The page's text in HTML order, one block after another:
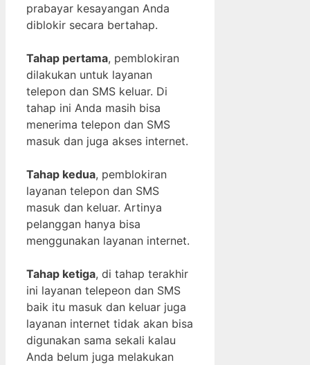
prabayar kesayangan Anda
diblokir secara bertahap.
Tahap pertama, pemblokiran
dilakukan untuk layanan
telepon dan SMS keluar. Di
tahap ini Anda masih bisa
menerima telepon dan SMS
masuk dan juga akses internet.
Tahap kedua, pemblokiran
layanan telepon dan SMS
masuk dan keluar. Artinya
pelanggan hanya bisa
menggunakan layanan internet.
Tahap ketiga, di tahap terakhir
ini layanan telepeon dan SMS
baik itu masuk dan keluar juga
layanan internet tidak akan bisa
digunakan sama sekali kalau
Anda belum juga melakukan